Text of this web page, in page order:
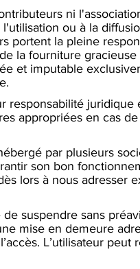
ni
ou à la
portent la pleine
la fourniture
et imputable
responsabilité
appropriées en cas
par plusieurs
son bon
lors à nous adresser
suspendre sans
mise en demeure
L’utilisateur